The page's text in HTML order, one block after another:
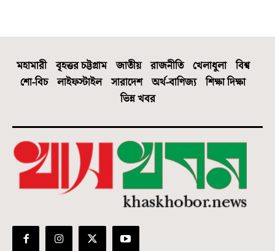
মহামারী বৃহত্তর চট্টগ্রাম জাতীয় রাজনীতি খেলাধুলা
বিশ্ব
শো-বিচ
লাইফস্টাইল সারাদেশ অর্থ-বাণিজ্য
শিক্ষা দিক্ষা
ভিন্ন খবর